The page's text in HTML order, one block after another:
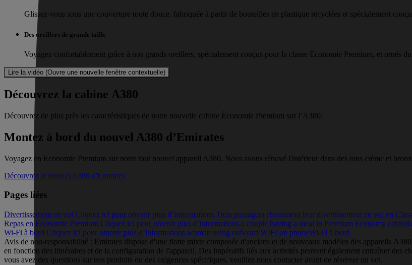
Glissez-vous sous une couverture toute douce, fabriquée à partir de bouteilles en plastique recyclées et spécialement
Des oreillers de grande taille
Voyagez confortablement grâce à nos grands oreillers, spécialement conçus pour la classe Economie Premium, et ornés
Lire la vidéo (Ouvre une nouvelle fenêtre contextuelle)
Découvrez la cabine A380
Découvrez de plus près les caractéristiques de notre nouvelle cabine Économie Premium sur l’A380.
Montez à bord du nouvel A380 d’Emirates
Voyagez en Economie Premium sur notre tout nouvel appareil A380. Nous avons rénové l'intérieur dans des tons crème et
Découvrez le nouvel A380 d'Emirates
Pages liées
Divertissement en vol Cliquez ici pour obtenir plus d’informations.Trois passagers choisissent leur divertissement en vol en
Repas en Economie Premium Cliquez ici pour obtenir plus d’informations.a couple having a meal in Premium Economy cabin
Wi-Fi à bord Cliquez ici pour obtenir plus d’informations.woman using onboard WIFI on phoneWi-Fi à bord
Avis de non-responsabilité : Emirates dispose d'une flotte mixte composée d'anciens et de nouveaux modèles des appareils
en fonction des itinéraires et de la configuration de l'appareil. Des impératifs liés aux activités peuvent également entraîner des
vous avez des questions sur nos produits ou des exigences spécifiques, veuillez nous contacter avant de réserver un vol.